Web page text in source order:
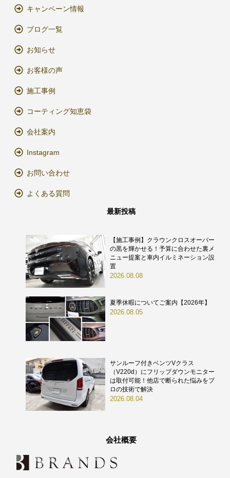
キャンペーン情報
ブログ一覧
お知らせ
お客様の声
施工事例
コーティング知恵袋
会社案内
Instagram
お問い合わせ
よくある質問
最新投稿
【施工事例】クラウンクロスオーバー
の黒を輝かせる！予算に合わせた裏メ
ニュー提案と車内イルミネーション設
置
2026.08.08
夏季休暇についてご案内【2026年】
2026.08.05
サンルーフ付きベンツVクラス
（V220d）にフリップダウンモニター
は取付可能！他店で断られた悩みをプ
ロの技術で解決
2026.08.04
会社概要